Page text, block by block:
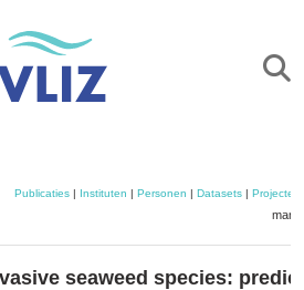
Publicaties| Instituten | Personen | Datasets| Projecten
seaweed species: